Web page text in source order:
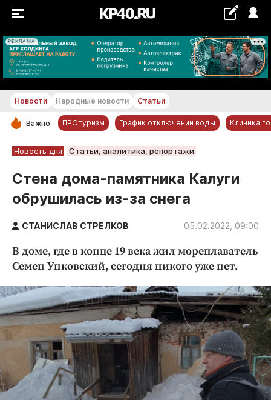
РЕКЛАМА
+23...+24 °С
РУБРИКИ
Новости компаний
Статьи
Народные новости
Благоустройство
Культура
Недвижимость и ЖКХ
Образование
Общество
Погода
Праздники
Новости Народные новости Статьи
Важно: ПРОтуризм График отключений воды Клиника
Новость дня Статьи, аналитика, репортажи
Стена дома-памятника Калуги
обрушилась из-за снега
СТАНИСЛАВ СТРЕЛКОВ 05.02.2022, 09:00
В доме, где в конце 19 века жил мореплаватель
Семен Унковский, сегодня никого уже нет.